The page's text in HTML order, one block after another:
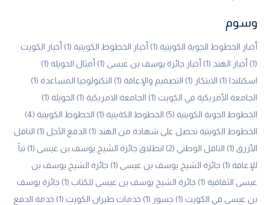
وسوم
أخبار الخطوط الجوية الكويتية (1) أخبار الخطوط الكويتية (1)
أخبار الكويت
(1)
أخبار الهند (1) أخبار جائزة يوسف بن عيسى (1) أمثال الحويلة (1)
اسكتلندا (1) الابتكار (1) التصميم والإعاقة (1) التكنولوجيا المساعدة (1)
الجامعة الأمريكية في الكويت (1) الجامعة الامريكية (1) الحويلة (1)
الخطوط الجوية الكويتية (5) الخطوط الكةيتية (1) الخطوط الكويتية (4)
الخطوط الكويتية تحصل على شهادة من الهند (1) الدفع الآجل (1)
الناقل
الأزرق (1) الناقل الوطني (2) انطلاق جائزة الشيخ يوسف بن عيسى (1)
تباً
للإعاقة (1) جائزة الشيخ يوسف بن عيسى (1)
جائزة الشيخ يوسف بن
عيسى الثقافية (1) جائزة الشيخ يوسف بن عيسى للكتاب (1)
جائزة يوسف
بن عيسى في الكويت (1) جسور (1) خدمات طيران الكويت (1)
خدمة الدفع